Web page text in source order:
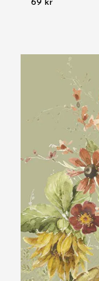
69 kr